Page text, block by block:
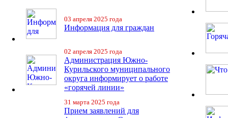
03 апреля 2025 года
Информация для граждан
02 апреля 2025 года
Администрация Южно-
Курильского муниципального
округа информирует о работе
«горячей линии»
31 марта 2025 года
Прием заявлений для